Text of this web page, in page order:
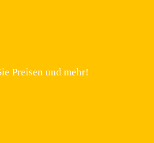
Preisen und mehr!